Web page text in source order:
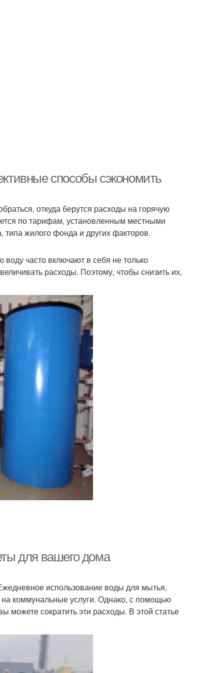
способы сэкономить
откуда берутся расходы на горячую
по тарифам, установленным местными
жилого фонда и других факторов.
часто включают в себя не только
расходы. Поэтому, чтобы снизить их,
для вашего дома
использование воды для мытья,
на коммунальные услуги. Однако, с помощью
сократить эти расходы. В этой статье